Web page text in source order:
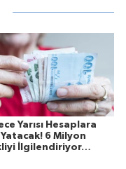
Yarısı Hesaplara
Yatacak! 6 Milyon
İlgilendiriyor…